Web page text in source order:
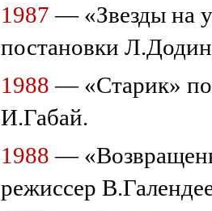
1987 — «Звезды на
постановки
1988 — «Старик»
И.Габай.
1988 —
режиссер